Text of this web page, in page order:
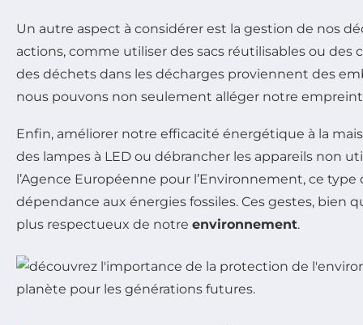
Un autre aspect à considérer est la gestion de nos
actions, comme utiliser des sacs réutilisables ou
des déchets dans les décharges proviennent des
nous pouvons non seulement alléger notre
Enfin, améliorer notre efficacité énergétique à la
des lampes à LED ou débrancher les appareils non
l’Agence Européenne pour l’Environnement, ce
dépendance aux énergies fossiles. Ces gestes,
plus respectueux de notre environnement.